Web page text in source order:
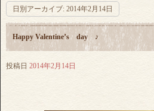
日別アーカイブ: 2014年2月14日
Happy Valentine’s day ♪
投稿日 2014年2月14日